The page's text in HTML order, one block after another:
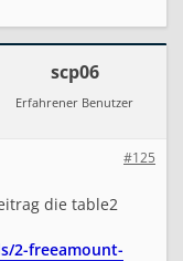
scp06
Erfahrener Benutzer
#125
die table2
2-freeamount-